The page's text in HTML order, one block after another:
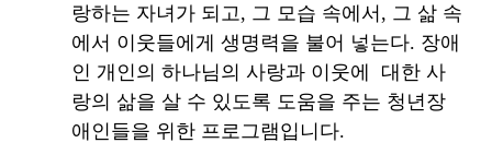
랑하는 자녀가 되고, 그 모습 속에서, 그 삶 속
에서 이웃들에게 생명력을 불어 넣는다. 장애
인 개인의 하나님의 사랑과 이웃에 대한 사
랑의 삶을 살 수 있도록 도움을 주는 청년장
애인들을 위한 프로그램입니다.